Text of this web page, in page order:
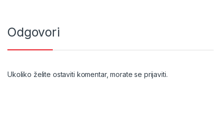
Odgovori
Ukoliko želite ostaviti komentar, morate se prijaviti.